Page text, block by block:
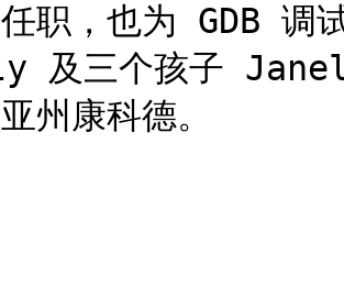
职，也为 GDB 调
及三个孩子
州康科德。